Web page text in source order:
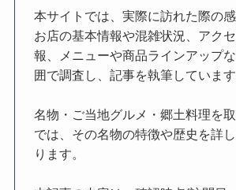
本サイトでは、実際に訪れた際の感
お店の基本情報や混雑状況、アク
報、メニューや商品ラインアップ
囲で調査し、記事を執筆しています
名物・ご当地グルメ・郷土料理を
では、その名物の特徴や歴史を詳
ります。